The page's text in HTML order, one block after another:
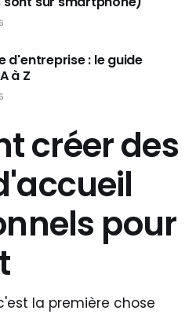
d'entreprise : le guide
à Z
créer des
pour
la première chose